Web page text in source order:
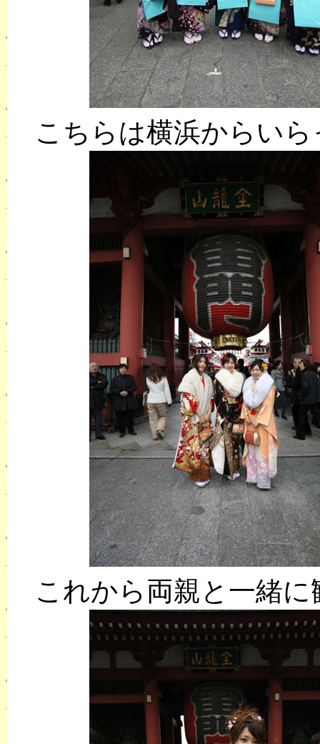
こちらは横浜からいら
これから両親と一緒に